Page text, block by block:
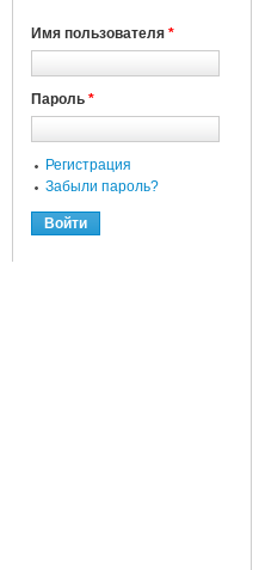
Имя пользователя *
Пароль *
Регистрация
Забыли пароль?